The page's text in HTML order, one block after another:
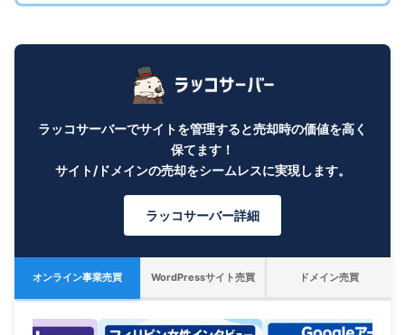
ラッコサーバーでサイトを管理すると売却時の価値を高く
保てます！
サイト/ドメインの売却をシームレスに実現します。
ラッコサーバー詳細
オンライン事業売買 WordPressサイト売買 ドメイン売買